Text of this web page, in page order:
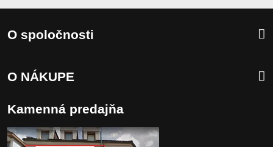
O spoločnosti
O NÁKUPE
Kamenná predajňa